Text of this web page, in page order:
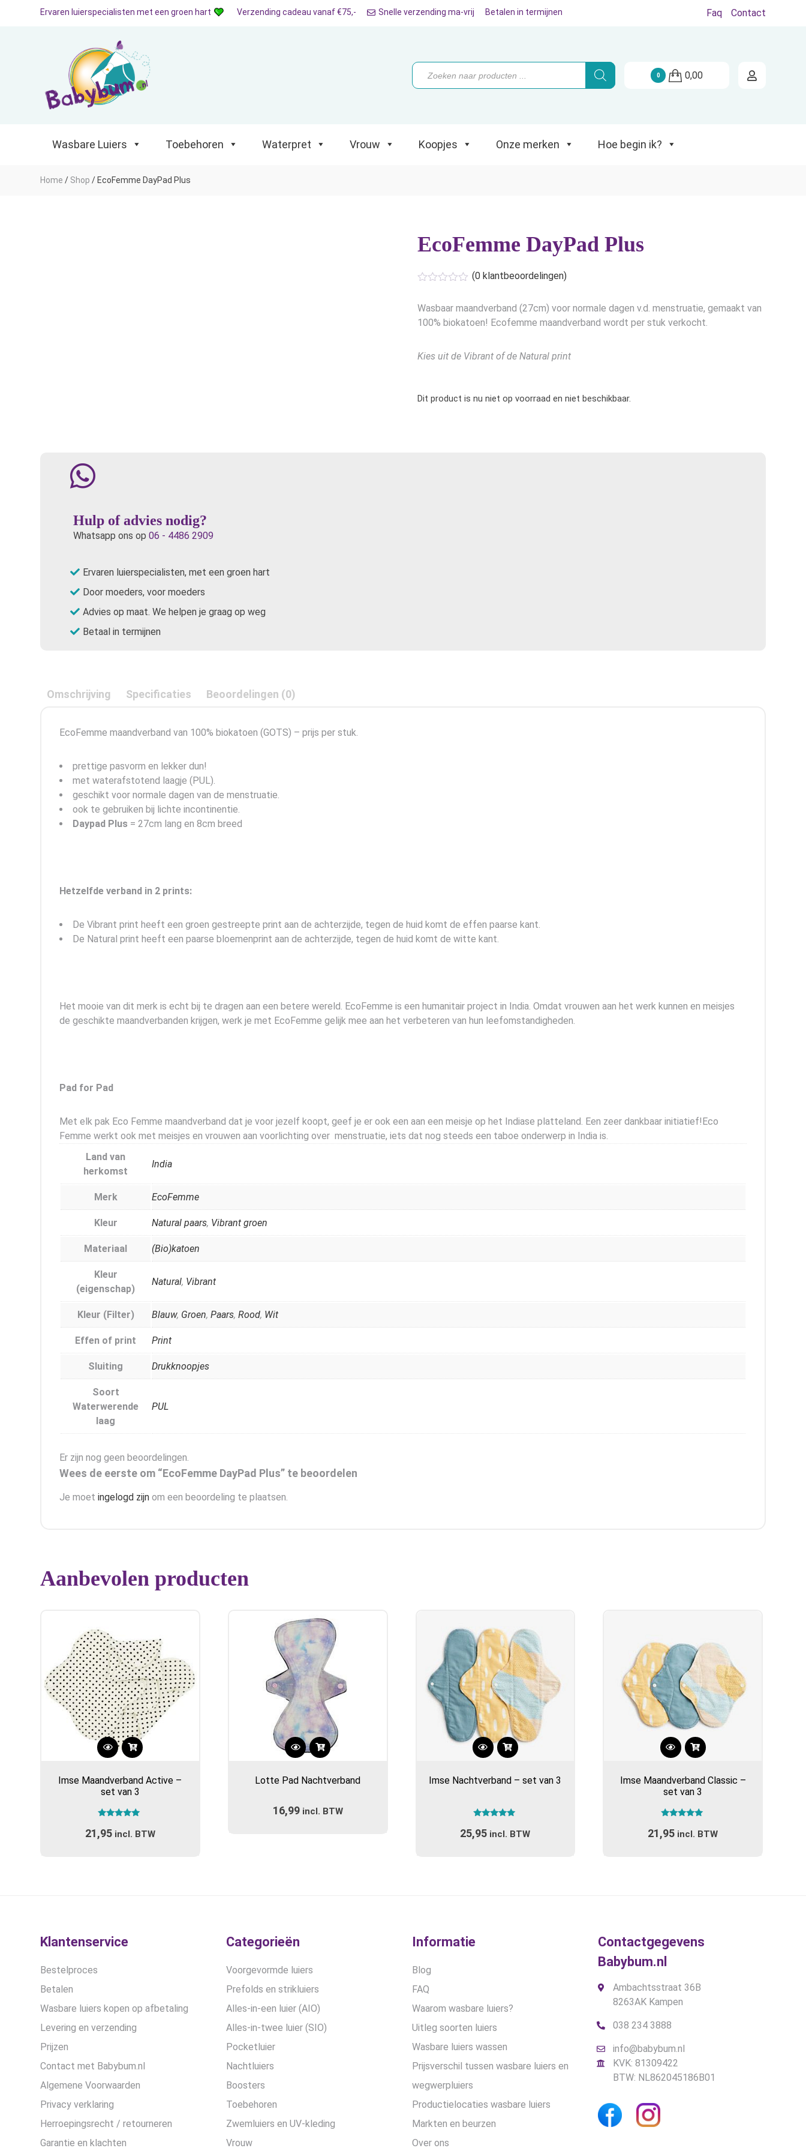
Wasbare Luiers Toebehoren Koopjes Onze merken Hoe begin ik?
Ervaren luierspecialisten met een groen hart Verzending cadeau vanaf €75,- Snelle verzending ma-vrij Betalen in termijnen Faq Contact
Producten
zoeken
0 0,00
Wasbare Luiers Toebehoren Waterpret Vrouw Koopjes Onze merken Hoe begin ik?
Home / Shop / EcoFemme DayPad Plus
EcoFemme DayPad Plus
(0klantbeoordelingen)
Wasbaar maandverband (27cm) voor normale dagen v.d. menstruatie, gemaakt van
100% biokatoen! Ecofemme maandverband wordt per stuk verkocht.
Kies uit de Vibrant of de Natural print
Dit product is nu niet op voorraad en niet beschikbaar.
Hulp of advies nodig?
Whatsapp ons op 06 - 4486 2909
Ervaren luierspecialisten, met een groen hart
Door moeders, voor moeders
Advies op maat. We helpen je graag op weg
Betaal in termijnen
Omschrijving Specificaties Beoordelingen (0)
EcoFemme maandverband van 100% biokatoen (GOTS) – prijs per stuk.
prettige pasvorm en lekker dun!
met waterafstotend laagje (PUL).
geschikt voor normale dagen van de menstruatie.
ook te gebruiken bij lichte incontinentie.
Daypad Plus = 27cm lang en 8cm breed
Hetzelfde verband in 2 prints:
De Vibrant print heeft een groen gestreepte print aan de achterzijde, tegen de huid komt de effen paarse kant.
De Natural print heeft een paarse bloemenprint aan de achterzijde, tegen de huid komt de witte kant.
Het mooie van dit merk is echt bij te dragen aan een betere wereld. EcoFemme is een humanitair project in India. Omdat vrouwen aan het werk kunnen en meisjes
de geschikte maandverbanden krijgen, werk je met EcoFemme gelijk mee aan het verbeteren van hun leefomstandigheden.
Pad for Pad
Met elk pak Eco Femme maandverband dat je voor jezelf koopt, geef je er ook een aan een meisje op het Indiase platteland. Een zeer dankbaar initiatief!Eco
Femme werkt ook met meisjes en vrouwen aan voorlichting over menstruatie, iets dat nog steeds een taboe onderwerp in India is.
Land van
herkomst
India
Merk EcoFemme
Kleur Natural paars, Vibrant groen
Materiaal (Bio)katoen
Kleur
(eigenschap)
Natural, Vibrant
Kleur (Filter) Blauw, Groen, Paars, Rood, Wit
Effen of print Print
Sluiting Drukknoopjes
Soort
Waterwerende
laag
PUL
Er zijn nog geen beoordelingen.
Wees de eerste om “EcoFemme DayPad Plus” te beoordelen
Je moet ingelogd zijn om een beoordeling te plaatsen.
Aanbevolen producten
Dit
heeft
meerdere
variaties.
optie
Imse Maandverband Active –
set van 3
5.00
uit 5
21,95 incl. BTW
Dit
heeft
variaties.
Lotte Pad Nachtverband
16,99 incl. BTW
Dit
heeft
variaties.
optie
Imse Nachtverband – set van 3
5.00
uit 5
25,95 incl. BTW
Dit
heeft
meerdere
variaties.
optie
Imse Maandverband Classic –
set van 3
5.00
uit 5
21,95 incl. BTW
Klantenservice
Bestelproces
Betalen
Wasbare luiers kopen op afbetaling
Levering en verzending
Prijzen
Contact met Babybum.nl
Algemene Voorwaarden
Privacy verklaring
Herroepingsrecht / retourneren
Garantie en klachten
Categorieën
Voorgevormde luiers
Prefolds en strikluiers
Alles-in-een luier (AIO)
Alles-in-twee luier (SIO)
Pocketluier
Nachtluiers
Boosters
Toebehoren
Zwemluiers en UV-kleding
Vrouw
Informatie
Blog
FAQ
Waarom wasbare luiers?
Uitleg soorten luiers
Wasbare luiers wassen
Prijsverschil tussen wasbare luiers en
wegwerpluiers
Productielocaties wasbare luiers
Markten en beurzen
Over ons
Contactgegevens
Babybum.nl
Ambachtsstraat 36B
8263AK Kampen
038 234 3888
info@babybum.nl
KVK: 81309422
BTW: NL862045186B01